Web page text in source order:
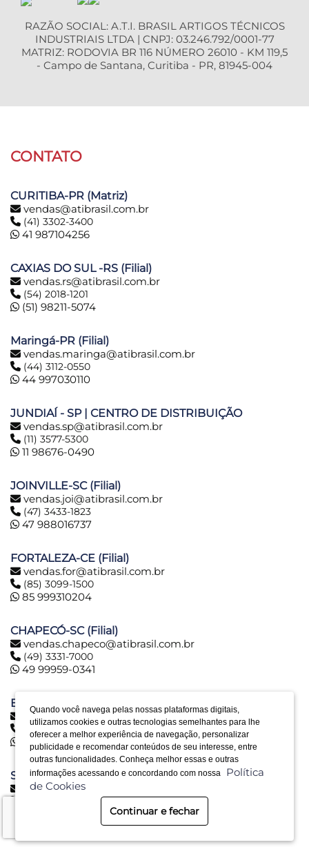
Quando você navega pelas nossas plataformas digitais,
utilizamos cookies e outras tecnologias semelhantes para lhe
oferecer a melhor experiência de navegação, personalizar
publicidade e recomendar conteúdos de seu interesse, entre
outras funcionalidades. Conheça melhor essas e outras
informações acessando e concordando com nossa
Política
de Cookies
Continuar e fechar
RAZÃO SOCIAL: A.T.I. BRASIL ARTIGOS TÉCNICOS
INDUSTRIAIS LTDA | CNPJ: 03.246.792/0001-77
MATRIZ: RODOVIA BR 116 NÚMERO 26010 - KM 119,5
- Campo de Santana, Curitiba - PR, 81945-004
CONTATO
CURITIBA-PR (Matriz)
vendas@atibrasil.com.br
(41) 3302-3400
41 987104256
CAXIAS DO SUL -RS (Filial)
vendas.rs@atibrasil.com.br
(54) 2018-1201
(51) 98211-5074
Maringá-PR (Filial)
vendas.maringa@atibrasil.com.br
(44) 3112-0550
44 997030110
JUNDIAÍ - SP | CENTRO DE DISTRIBUIÇÃO
vendas.sp@atibrasil.com.br
(11) 3577-5300
11 98676-0490
JOINVILLE-SC (Filial)
vendas.joi@atibrasil.com.br
(47) 3433-1823
47 988016737
FORTALEZA-CE (Filial)
vendas.for@atibrasil.com.br
(85) 3099-1500
85 999310204
CHAPECÓ-SC (Filial)
vendas.chapeco@atibrasil.com.br
(49) 3331-7000
49 99959-0341
BELO HORIZONTE-MG (Filial)
vendas.bh@atibrasil.com.br
(31) 2516-6974
31 992890773
SERRA-ES (Filial)
vendas.es@atibrasil.com.br